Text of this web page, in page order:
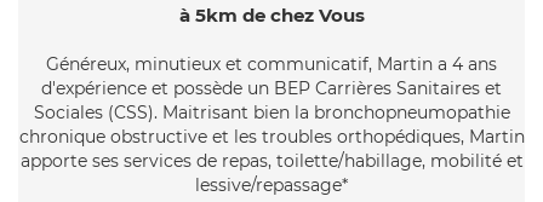
à 5km de chez Vous
Généreux, minutieux et communicatif, Martin a 4 ans
d'expérience et possède un BEP Carrières Sanitaires et
Sociales (CSS). Maitrisant bien la bronchopneumopathie
chronique obstructive et les troubles orthopédiques, Martin
apporte ses services de repas, toilette/habillage, mobilité et
lessive/repassage*